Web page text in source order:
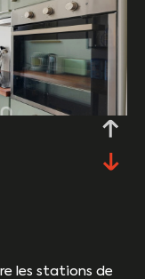
les stations de